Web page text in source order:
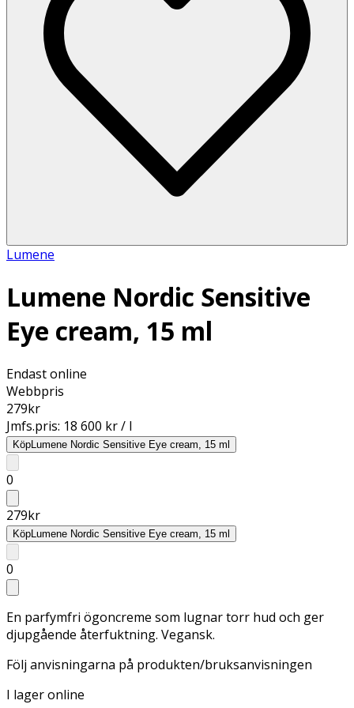
Lumene
Lumene Nordic Sensitive
Eye cream, 15 ml
Endast online
Webbpris
279kr
Jmfs.pris: 18 600 kr / l
KöpLumene Nordic Sensitive Eye cream, 15 ml
0
279kr
KöpLumene Nordic Sensitive Eye cream, 15 ml
0
En parfymfri ögoncreme som lugnar torr hud och ger
djupgående återfuktning. Vegansk.
Följ anvisningarna på produkten/bruksanvisningen
I lager online